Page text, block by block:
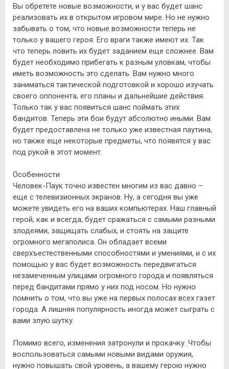
Вы обретете новые возможности, и у вас будет шанс
реализовать их в открытом игровом мире. Но не нужно
забывать о том, что новые возможности теперь не
только у вашего героя. Его враги также имеют их. Так
что теперь ловить их будет заданием еще сложнее. Вам
будет необходимо прибегать к разным уловкам, чтобы
иметь возможность это сделать. Вам нужно много
заниматься тактической подготовкой и хорошо изучать
своего оппонента, его планы и дальнейшие действия.
Только так у вас появиться шанс поймать этих
бандитов. Теперь эти бои будут абсолютно иными. Вам
будет предоставлена не только уже известная паутина,
но также еще некоторые предметы, что появятся у вас
под рукой в этот момент.
Особенности
Человек-Паук точно известен многим из вас давно –
еще с телевизионных экранов. Ну, а сегодня вы уже
можете увидеть его на ваших компьютерах. Наш главный
герой, как и всегда, будет сражаться с самыми разными
злодеями, защищать слабых, и стоять на защите
огромного мегаполиса. Он обладает всеми
сверхъестественными способностями и умениями, и с их
помощью у вас будет возможность передвигаться
незамеченным улицами огромного города и появляться
перед бандитами прямо у них под носом. Но нужно
помнить о том, что вы уже на первых полосах всех газет
города. А лишняя популярность иногда может сыграть с
вами злую шутку.
Помимо всего, изменения затронули и прокачку. Чтобы
воспользоваться самыми новыми видами оружия,
нужно повышать свой уровень, а вашему герою нужно